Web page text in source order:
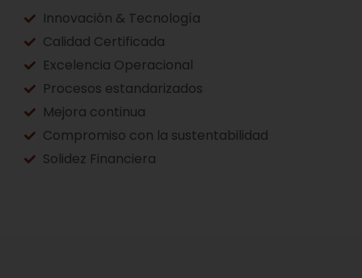
Innovación & Tecnología
Calidad Certificada
Excelencia Operacional
Procesos estandarizados
Mejora continua
Compromiso con la sustentabilidad
Solidez Financiera